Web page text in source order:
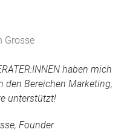
Grosse
haben mich
den Bereichen Marketing,
unterstützt!
Founder